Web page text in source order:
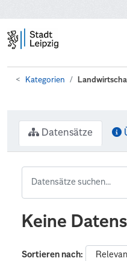
Kategorien
Datensätze
Keine
Sortieren nach